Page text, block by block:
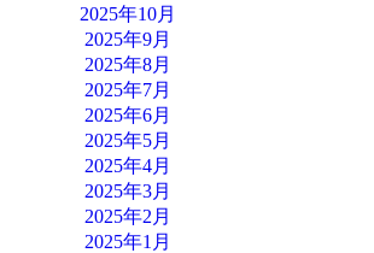
2025年10月
2025年9月
2025年8月
2025年7月
2025年6月
2025年5月
2025年4月
2025年3月
2025年2月
2025年1月